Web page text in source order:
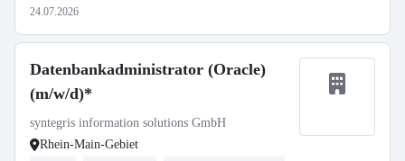
24.07.2026
Datenbankadministrator (Oracle)
(m/w/d)*
syntegris information solutions GmbH
Rhein-Main-Gebiet